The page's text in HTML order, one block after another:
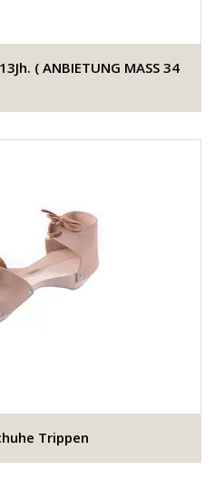
( ANBIETUNG MASS 34
Trippen